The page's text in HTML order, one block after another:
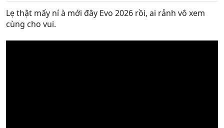
Lẹ thật mấy ní à mới đây Evo 2026 rồi, ai rảnh vô xem
cùng cho vui.